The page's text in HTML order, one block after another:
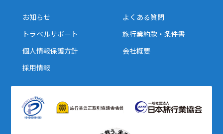
お知らせ
よくある質問
トラベルサポート
旅行業約款・条件書
個人情報保護方針
会社概要
採用情報